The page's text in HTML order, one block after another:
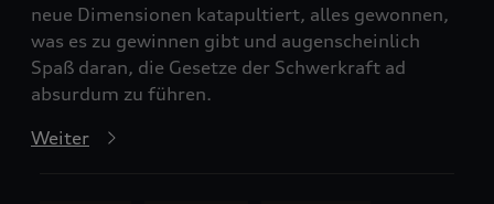
neue Dimensionen katapultiert, alles gewonnen,
was es zu gewinnen gibt und augenscheinlich
Spaß daran, die Gesetze der Schwerkraft ad
absurdum zu führen.
Weiter